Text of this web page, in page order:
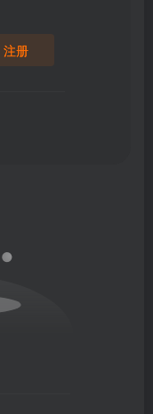
注册